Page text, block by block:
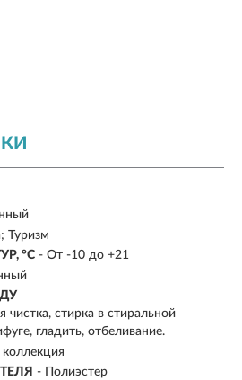
Туризм
°С - От -10 до +21
чистка, стирка в стиральной
гладить, отбеливание.
коллекция
- Полиэстер